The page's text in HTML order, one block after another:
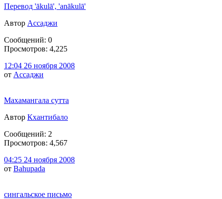
Перевод 'ākulā', 'anākulā'
Автор Ассаджи
Сообщений: 0
Просмотров: 4,225
12:04 26 ноября 2008
от Ассаджи
Махамангала сутта
Автор Кхантибало
Сообщений: 2
Просмотров: 4,567
04:25 24 ноября 2008
от Bahupada
сингальское письмо